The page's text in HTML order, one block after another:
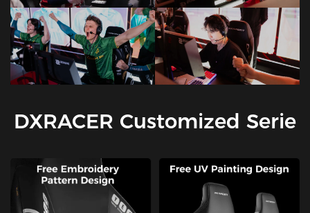
DXRACER Customized Serie